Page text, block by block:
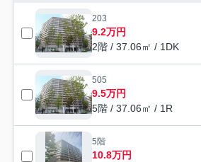
203
9.2万円
2階 / 37.06㎡ / 1DK
505
9.5万円
5階 / 37.06㎡ / 1R
5階
10.8万円